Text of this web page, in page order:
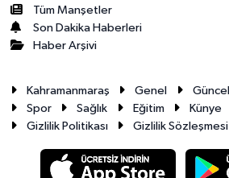
Tüm Manşetler
Son Dakika Haberleri
Haber Arşivi
Kahramanmaraş Genel Güncel
Spor
Sağlık Eğitim Künye
Gizlilik Politikası
Gizlilik Sözleşmesi